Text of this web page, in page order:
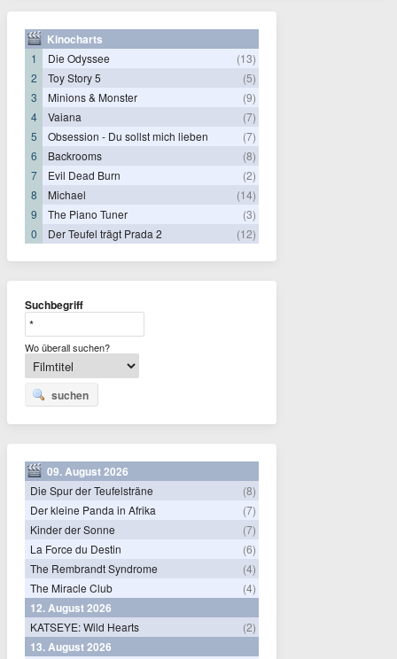
Kinocharts
1 Die Odyssee
(13)
2
Toy Story 5
(5)
3
Minions & Monster
(9)
4
Vaiana
(7)
5
Obsession - Du sollst mich lieben
(7)
6
Backrooms
(8)
7
Evil Dead Burn
(2)
8
Michael
(14)
9
The Piano Tuner
(3)
0
Der Teufel trägt Prada 2 (12)
Suchbegriff
Wo überall suchen?
suchen
09. August 2026
Die Spur der Teufelsträne
(8)
Der kleine Panda in Afrika
(7)
Kinder der Sonne
(7)
La Force du Destin
(6)
The Rembrandt Syndrome
(4)
The Miracle Club
(4)
12. August 2026
KATSEYE: Wild Hearts (2)
13. August 2026